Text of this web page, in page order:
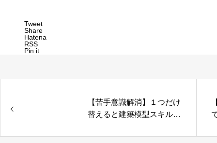
Tweet
Share
Hatena
RSS
Pin it
【苦手意識解消】１つだけ
替えると建築模型スキルア
る秘密のお話